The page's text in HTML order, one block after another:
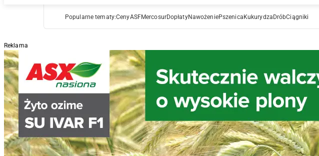
Popularne tematy:CenyASFMercosurDopłatyNawożeniePszenica Kukurydza DróbCiągniki
Reklama